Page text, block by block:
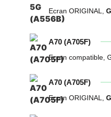
Ecran ORIGINAL,
A70 (A705F)
Ecran compatible,
A70 (A705F)
Ecran ORIGINAL,